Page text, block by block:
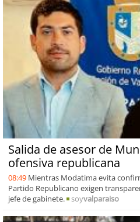
Salida de asesor de
ofensiva republicana
08:49 Mientras Modatima evita
Partido Republicano exigen
jefe de gabinete.
soyvalparaiso